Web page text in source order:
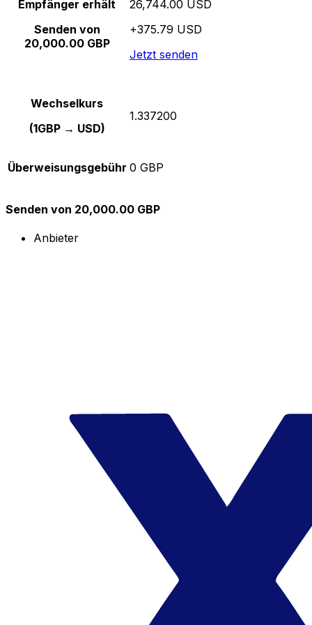
Empfänger erhält
Senden von
20,000.00 GBP
26,744.00 USD
+375.79 USD
Jetzt senden
Wechselkurs
(1GBP → USD)
1.337200
Überweisungsgebühr 0 GBP
Senden von 20,000.00 GBP
Anbieter